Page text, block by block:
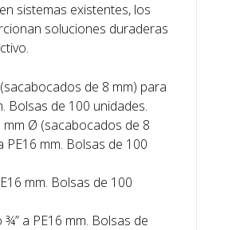
sistemas existentes, los
soluciones duraderas
de 8 mm) para
Bolsas de 100 unidades.
mm Ø (sacabocados de 8
mm. Bolsas de 100
mm. Bolsas de 100
a PE16 mm. Bolsas de